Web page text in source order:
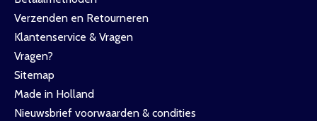
Verzenden en Retourneren
Klantenservice & Vragen
Vragen?
Sitemap
Made in Holland
Nieuwsbrief voorwaarden & condities